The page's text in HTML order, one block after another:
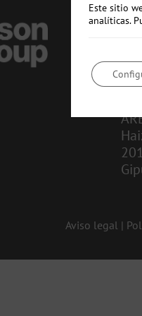
Aviso legal |
Este sitio
analíticas.